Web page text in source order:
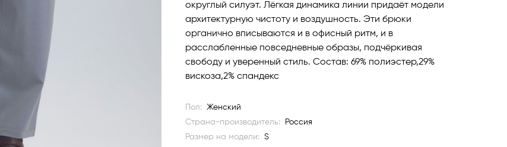
округлый силуэт. Лёгкая динамика линии придаёт модели
архитектурную чистоту и воздушность. Эти брюки
органично вписываются и в офисный ритм, и в
расслабленные повседневные образы, подчёркивая
свободу и уверенный стиль. Состав: 69% полиэстер,29%
вискоза,2% спандекс
Пол:
Женский
Страна-производитель:
Россия
Размер на модели:
S